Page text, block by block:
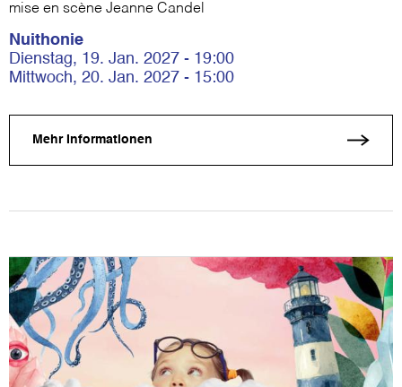
mise en scène Jeanne Candel
Nuithonie
Dienstag, 19. Jan. 2027 - 19:00
Mittwoch, 20. Jan. 2027 - 15:00
Mehr Informationen